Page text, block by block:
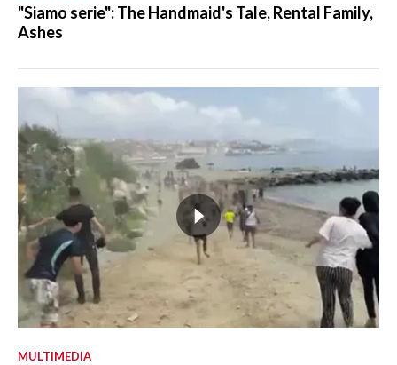
"Siamo serie": The Handmaid's Tale, Rental Family,
Ashes
MULTIMEDIA